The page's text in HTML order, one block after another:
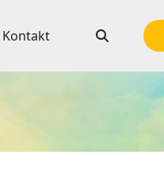
Kontakt